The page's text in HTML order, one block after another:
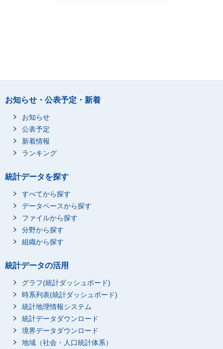
お知らせ・公表予定・新着
お知らせ
公表予定
新着情報
ランキング
統計データを探す
すべてから探す
データベースから探す
ファイルから探す
分野から探す
組織から探す
統計データの活用
グラフ(統計ダッシュボード)
時系列表(統計ダッシュボード)
統計地理情報システム
統計データダウンロード
境界データダウンロード
地域（社会・人口統計体系）